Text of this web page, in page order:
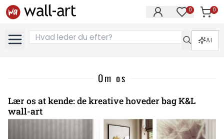
0 0
Varer
AI
Om os
Lær os at kende: de kreative hoveder bag K&L
wall-art